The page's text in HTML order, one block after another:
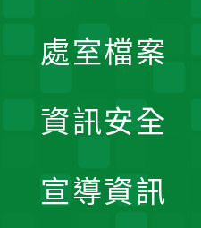
處室檔案
資訊安全
宣導資訊